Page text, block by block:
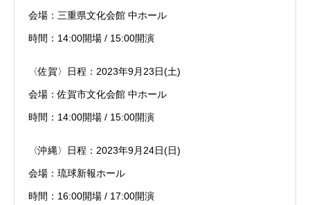
会場：三重県文化会館 中ホール
時間：14:00開場 / 15:00開演
〈佐賀〉日程：2023年9月23日(土)
会場：佐賀市文化会館 中ホール
時間：14:00開場 / 15:00開演
〈沖縄〉日程：2023年9月24日(日)
会場：琉球新報ホール
時間：16:00開場 / 17:00開演